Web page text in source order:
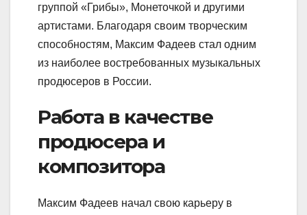
группой «Грибы», Монеточкой и другими
артистами. Благодаря своим творческим
способностям, Максим Фадеев стал одним
из наиболее востребованных музыкальных
продюсеров в России.
Работа в качестве
продюсера и
композитора
Максим Фадеев начал свою карьеру в